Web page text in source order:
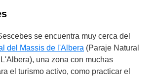
se encuentra muy cerca del
del Massis de l'Albera (Paraje Natural
una zona con muchas
el turismo activo, como practicar el